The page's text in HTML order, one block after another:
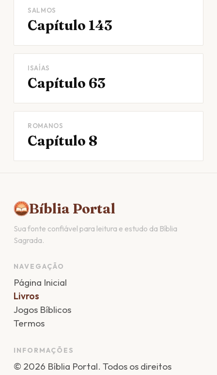
SALMOS
Capítulo 143
ISAÍAS
Capítulo 63
ROMANOS
Capítulo 8
Bíblia Portal
Sua fonte confiável para leitura e estudo da Bíblia
Sagrada.
NAVEGAÇÃO
Página Inicial
Livros
Jogos Bíblicos
Termos
INFORMAÇÕES
© 2026 Bíblia Portal. Todos os direitos